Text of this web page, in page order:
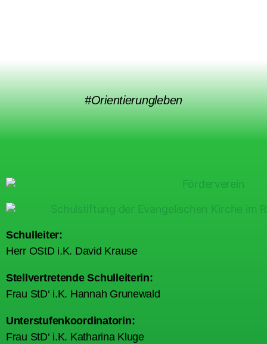
#Orientierungleben
Schulleiter:
Herr OStD i.K. David Krause
Stellvertretende Schulleiterin:
Frau StD‘ i.K. Hannah Grunewald
Unterstufenkoordinatorin:
Frau StD‘ i.K. Katharina Kluge